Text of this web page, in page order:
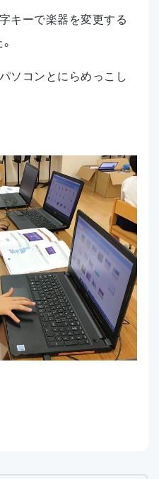
キーで楽器を変更する
ソコンとにらめっこし